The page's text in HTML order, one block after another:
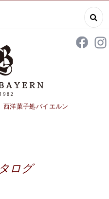
洋菓子処バイエルン
ログ